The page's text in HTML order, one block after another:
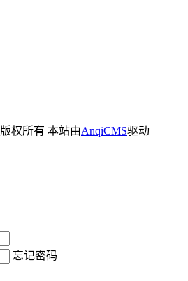
版权所有 本站由AnqiCMS驱动
忘记密码